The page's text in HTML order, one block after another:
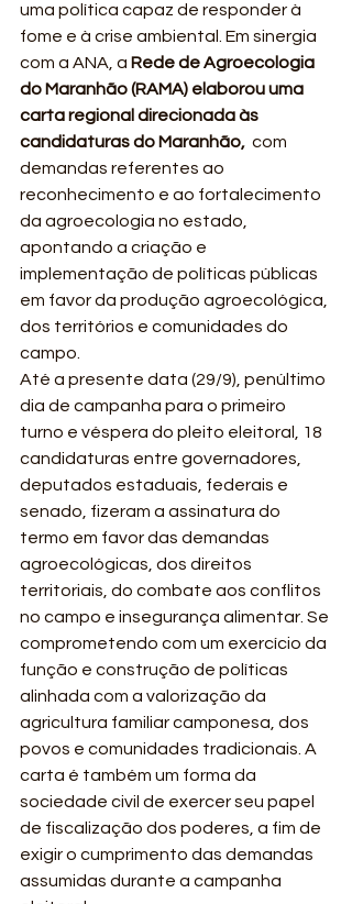
uma política capaz de responder à
fome e à crise ambiental. Em sinergia
com a ANA, a Rede de Agroecologia
do Maranhão (RAMA) elaborou uma
carta regional direcionada às
candidaturas do Maranhão, com
demandas referentes ao
reconhecimento e ao fortalecimento
da agroecologia no estado,
apontando a criação e
implementação de políticas públicas
em favor da produção agroecológica,
dos territórios e comunidades do
campo.
Até a presente data (29/9), penúltimo
dia de campanha para o primeiro
turno e véspera do pleito eleitoral, 18
candidaturas entre governadores,
deputados estaduais, federais e
senado, fizeram a assinatura do
termo em favor das demandas
agroecológicas, dos direitos
territoriais, do combate aos conflitos
no campo e insegurança alimentar. Se
comprometendo com um exercício da
função e construção de políticas
alinhada com a valorização da
agricultura familiar camponesa, dos
povos e comunidades tradicionais. A
carta é também um forma da
sociedade civil de exercer seu papel
de fiscalização dos poderes, a fim de
exigir o cumprimento das demandas
assumidas durante a campanha